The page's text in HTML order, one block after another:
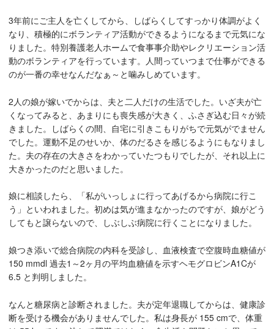
3年前にご主人を亡くしてから、しばらくしてすっかり体調がよく
なり、積極的にボランティア活動ができるようになるまで元気にな
りました。特別養護老人ホームで食事事介助やレクリエーション活
動のボランティアを行っています。人間っていつまで仕事ができる
のが一番の幸せなんだなぁ～と噛みしめています。
2人の娘が嫁いでからは、夫と二人だけの生活でした。いざ夫が亡
くなってみると、あまりにも喪失感が大きく、ふさぎ込む日々が続
きました。しばらくの間、自宅に引きこもりがちで元気がでません
でした。運動不足のせいか、体のだるさを感じるようにもなりまし
た。夫の存在の大きさをわかっていたつもりでしたが、それ以上に
大きかったのだと思いました。
娘に相談したら、「私がいっしょに行ってあげるから病院に行こ
う」といわれました。初めは気が進まなかったのですが、娘がどう
してもと譲らないので、しぶしぶ病院に行くことになりました。
娘つき添いで総合病院の内科を受診し、血液検査で空腹時血糖値が
150 mmdl 過去1～2ヶ月の平均血糖値を示すヘモグロビンA1Cが
6.5 と判明しました。
なんと糖尿病と診断されました。夫が定年退職してからは、健康診
断を受ける機会がありませんでした。私は身長が 155 cmで、体重